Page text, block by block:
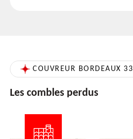
COUVREUR BORDEAUX 33
Les combles perdus